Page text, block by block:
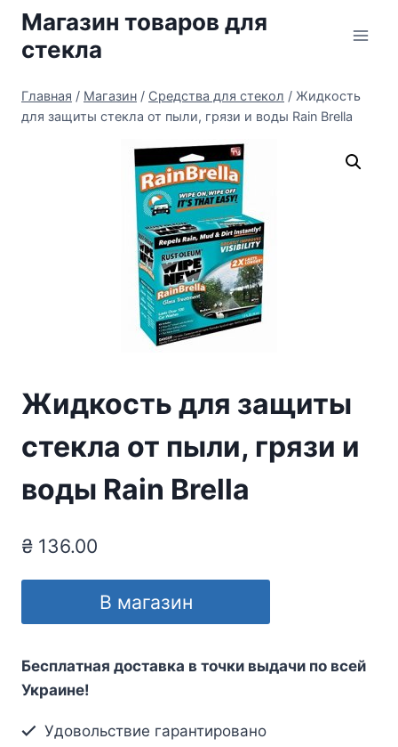
Перейти
содержимому
Магазин товаров для
стекла
Главная / Магазин / Средства для стекол / Жидкость
для защиты стекла от пыли, грязи и воды Rain Brella
Жидкость для защиты
стекла от пыли, грязи и
воды Rain Brella
₴ 136.00
В магазин
Бесплатная доставка в точки выдачи по всей
Украине!
Удовольствие гарантировано